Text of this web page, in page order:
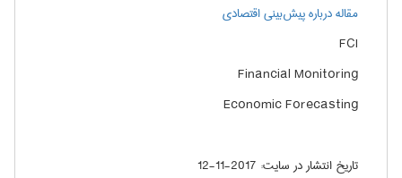
مقاله درباره پیش‌بینی اقتصادی
FCI
Financial Monitoring
Economic Forecasting
تاریخ انتشار در سایت: 2017-11-12